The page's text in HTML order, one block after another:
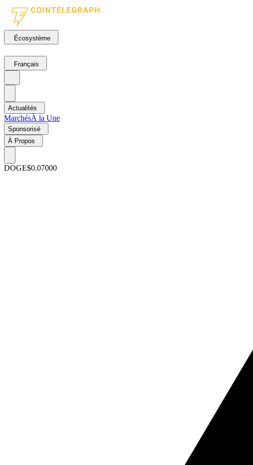
Écosystème
Français
Actualités
MarchésÀ la Une
Sponsorisé
À Propos
DOGE$0.07000